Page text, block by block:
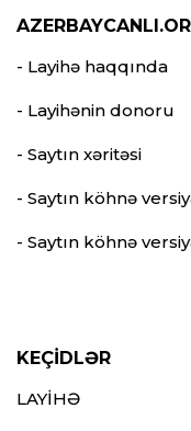
- Layihə haqqında
- Layihənin donoru
- Saytın xəritəsi
- Saytın köhnə
- Saytın köhnə
KEÇİDLƏR
LAYİHƏ